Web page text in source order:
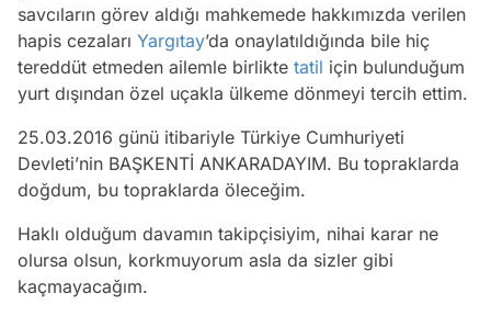
savcıların görev aldığı mahkemede hakkımızda verilen
hapis cezaları Yargıtay’da onaylatıldığında bile hiç
tereddüt etmeden ailemle birlikte tatil için bulunduğum
yurt dışından özel uçakla ülkeme dönmeyi tercih ettim.
25.03.2016 günü itibariyle Türkiye Cumhuriyeti
Devleti’nin BAŞKENTİ ANKARADAYIM. Bu topraklarda
doğdum, bu topraklarda öleceğim.
Haklı olduğum davamın takipçisiyim, nihai karar ne
olursa olsun, korkmuyorum asla da sizler gibi
kaçmayacağım.